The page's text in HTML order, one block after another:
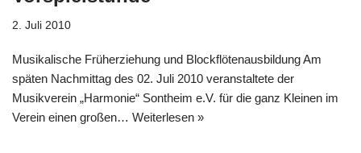
2. Juli 2010
Musikalische Früherziehung und Blockflötenausbildung Am
späten Nachmittag des 02. Juli 2010 veranstaltete der
Musikverein „Harmonie“ Sontheim e.V. für die ganz Kleinen im
Verein einen großen… Weiterlesen »